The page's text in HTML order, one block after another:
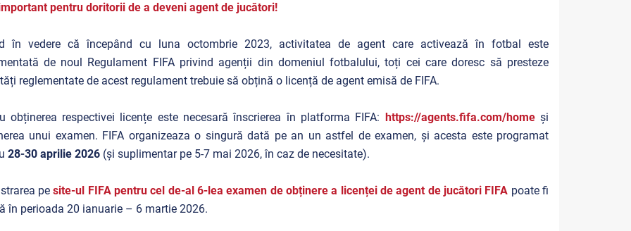
pentru doritorii de a deveni agent de jucători!
în vedere că începând cu luna octombrie 2023, activitatea de agent care activează în fotbal este
de noul Regulament FIFA privind agenții din domeniul fotbalului, toți cei care doresc să presteze
reglementate de acest regulament trebuie să obțină o licență de agent emisă de FIFA.
obținerea respectivei licențe este necesară înscrierea în platforma FIFA: https://agents.fifa.com/homeși
unui examen. FIFA organizeaza o singură dată pe an un astfel de examen, și acesta este programat
28-30 aprilie 2026 (și suplimentar pe 5-7 mai 2026, în caz de necesitate).
pesite-ul FIFA pentru cel de-al 6-lea examen de obținere a licenței de agent de jucători FIFA poate fi
în perioada 20 ianuarie – 6 martie 2026.